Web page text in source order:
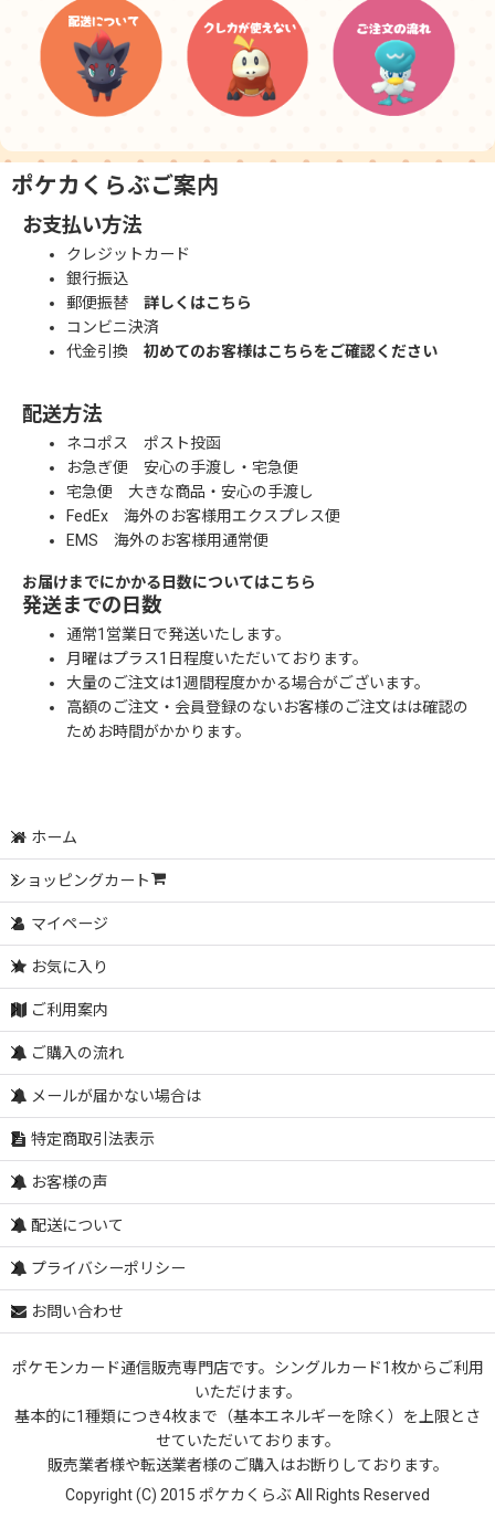
ポケカくらぶご案内
お支払い方法
クレジットカード
銀行振込
郵便振替 詳しくはこちら
コンビニ決済
代金引換 初めてのお客様はこちらをご確認ください
配送方法
ネコポス ポスト投函
お急ぎ便 安心の手渡し・宅急便
宅急便 大きな商品・安心の手渡し
FedEx 海外のお客様用エクスプレス便
EMS 海外のお客様用通常便
お届けまでにかかる日数についてはこちら
発送までの日数
通常1営業日で発送いたします。
月曜はプラス1日程度いただいております。
大量のご注文は1週間程度かかる場合がございます。
高額のご注文・会員登録のないお客様のご注文はは確認の
ためお時間がかかります。
ホーム
ショッピングカート
マイページ
お気に入り
ご利用案内
ご購入の流れ
メールが届かない場合は
特定商取引法表示
お客様の声
配送について
プライバシーポリシー
お問い合わせ
ポケモンカード通信販売専門店です。シングルカード1枚からご利用
いただけます。
基本的に1種類につき4枚まで（基本エネルギーを除く）を上限とさ
せていただいております。
販売業者様や転送業者様のご購入はお断りしております。
Copyright (C) 2015 ポケカくらぶ All Rights Reserved